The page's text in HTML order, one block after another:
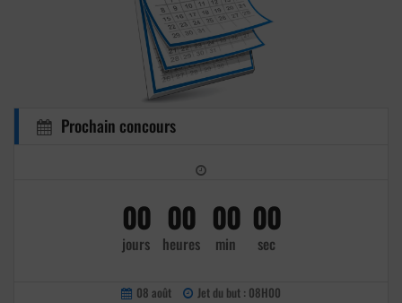
Prochain concours
00
jours
00
heures
00
min
00
sec
08 août Jet du but : 08H00